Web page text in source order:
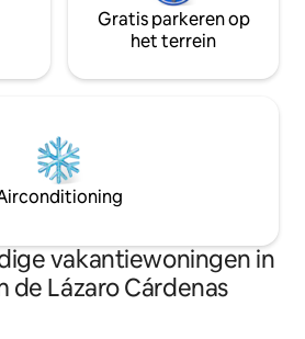
Gratis parkeren op
het terrein
vakantiewoningen in
de Lázaro Cárdenas